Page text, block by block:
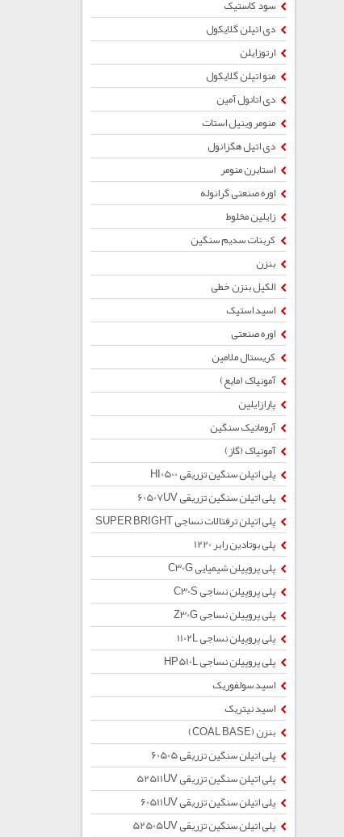
سود کاستیک
دی اتیلن گلایکول
ارتوزایلن
منو اتیلن گلایکول
دی اتانول آمین
منومر وینیل استات
دی اتیل هگزانول
استایرن منومر
اوره صنعتی گرانوله
زایلین مخلوط
کربنات سدیم سنگین
بنزن
الکیل بنزن خطی
اسید استیک
اوره صنعتی
کریستال ملامین
آمونیاک (مایع)
پارازایلین
آروماتیک سنگین
آمونیاک (گاز)
پلی اتیلن سنگین تزریقی HI0500
پلی اتیلن سنگین تزریقی 60507UV
پلی اتیلن ترفتالات نساجی SUPER BRIGHT
پلی بوتادین رابر 1220
پلی پروپیلن شیمیایی C30G
پلی پروپیلن نساجی C30S
پلی پروپیلن نساجی Z30G
پلی پروپیلن نساجی 1102L
پلی پروپیلن نساجی HP510L
اسید سولفوریک
اسید نیتریک
بنزن (COAL BASE)
پلی اتیلن سنگین تزریقی 60505
پلی اتیلن سنگین تزریقی 52511UV
پلی اتیلن سنگین تزریقی 60511UV
پلی اتیلن سنگین تزریقی 52505UV